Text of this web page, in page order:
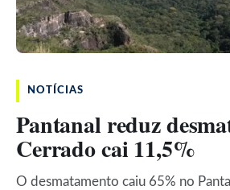
NOTÍCIAS
Pantanal reduz
Cerrado cai 11,5%
O desmatamento caiu 65% no